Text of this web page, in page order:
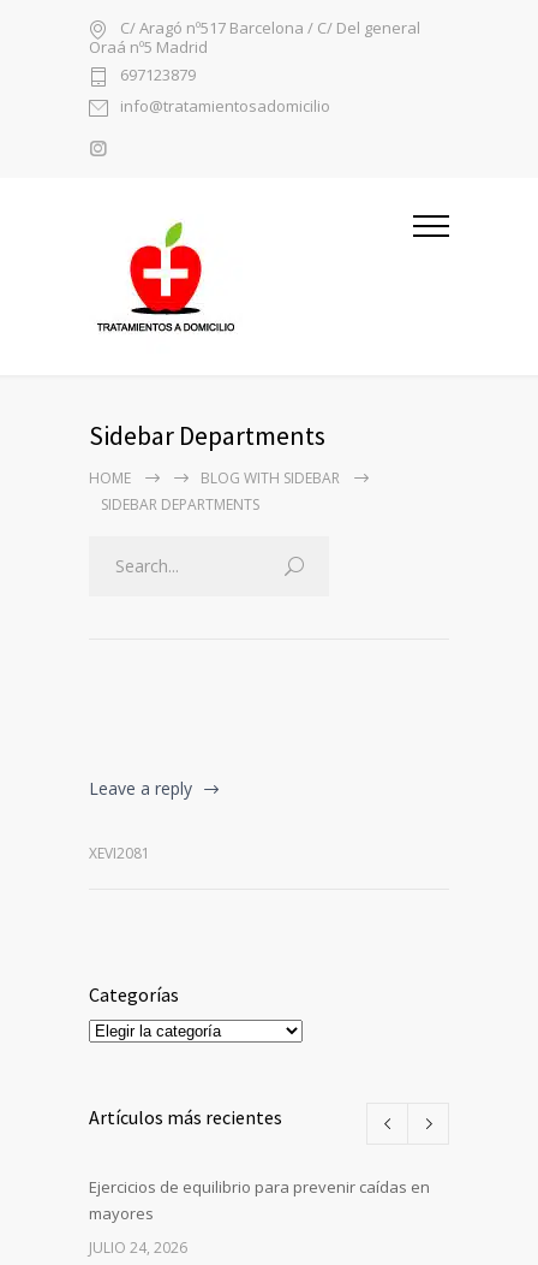
C/ Aragó nº517 Barcelona / C/ Del general
Oraá nº5 Madrid
697123879
info@tratamientosadomicilio
Sidebar Departments
HOME
BLOG WITH SIDEBAR
SIDEBAR DEPARTMENTS
Leave a reply
XEVI2081
Categorías
Categorías
Artículos más recientes
Ejercicios de equilibrio para prevenir caídas en
mayores
JULIO 24, 2026